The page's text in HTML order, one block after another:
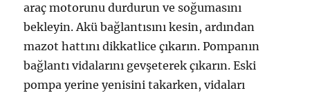
araç motorunu durdurun ve soğumasını
bekleyin. Akü bağlantısını kesin, ardından
mazot hattını dikkatlice çıkarın. Pompanın
bağlantı vidalarını gevşeterek çıkarın. Eski
pompa yerine yenisini takarken, vidaları